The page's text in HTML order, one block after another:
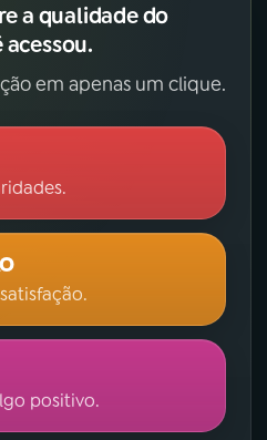
a qualidade do
em apenas um clique.
positivo.